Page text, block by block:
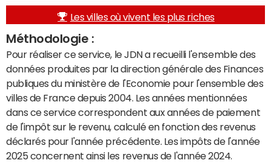
Les villes où vivent les plus riches
Méthodologie :
Pour réaliser ce service, le JDN a recueilli l'ensemble des
données produites par la direction générale des Finances
publiques du ministère de l'Economie pour l'ensemble des
villes de France depuis 2004. Les années mentionnées
dans ce service correspondent aux années de paiement
de l'impôt sur le revenu, calculé en fonction des revenus
déclarés pour l'année précédente. Les impôts de l'année
2025 concernent ainsi les revenus de l'année 2024.